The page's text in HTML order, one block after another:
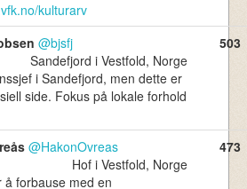
kulturarv
@bjsfj
Sandefjord i Vestfold, Norge
i Sandefjord, men dette er
side. Fokus på lokale forhold
503
@HakonOvreas
Hof i Vestfold, Norge
å forbause med en
473